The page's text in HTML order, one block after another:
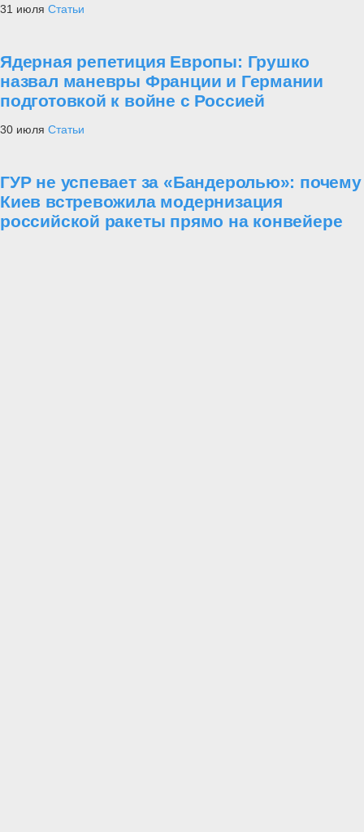
31 июля Статьи
Ядерная репетиция Европы: Грушко
назвал маневры Франции и Германии
подготовкой к войне с Россией
30 июля Статьи
ГУР не успевает за «Бандеролью»: почему
Киев встревожила модернизация
российской ракеты прямо на конвейере